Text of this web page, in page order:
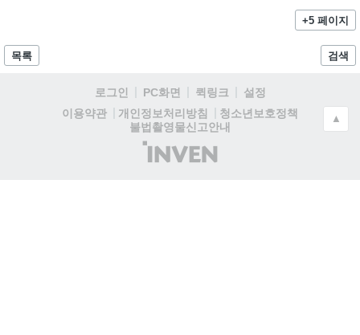
+5 페이지
목록 검색
로그인 PC화면 퀵링크
설정
이용약관
개인정보처리방침
청소년보호정책
불법촬영물신고안내
(주)
인
▲